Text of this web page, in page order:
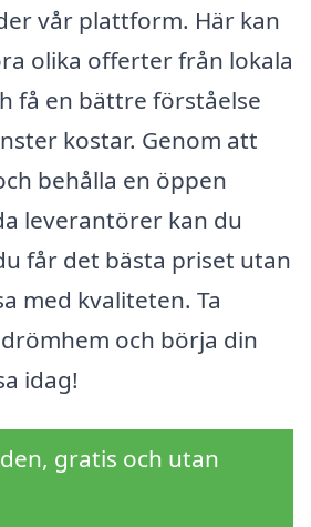
vår plattform. Här kan
olika offerter från lokala
få en bättre förståelse
kostar. Genom att
behålla en öppen
leverantörer kan du
får det bästa priset utan
med kvaliteten. Ta
och börja din
idag!
gratis och utan